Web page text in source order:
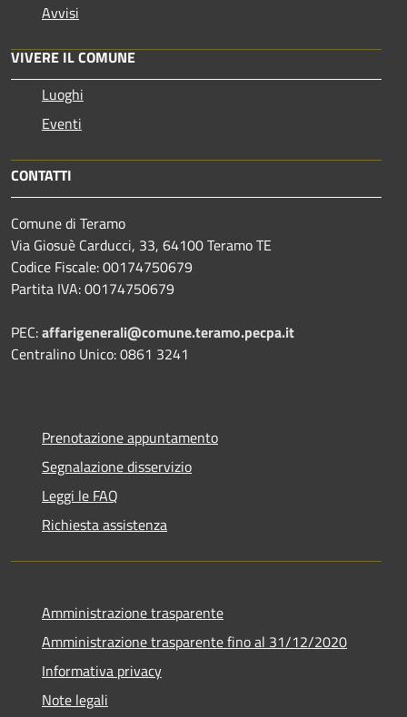
Avvisi
VIVERE IL COMUNE
Luoghi
Eventi
CONTATTI
Comune di Teramo
Via Giosuè Carducci, 33, 64100 Teramo TE
Codice Fiscale: 00174750679
Partita IVA: 00174750679
PEC:affarigenerali@comune.teramo.pecpa.it
Centralino Unico: 0861 3241
Prenotazione appuntamento
Segnalazione disservizio
Leggi le FAQ
Richiesta assistenza
Amministrazione trasparente
Amministrazione trasparente fino al 31/12/2020
Informativa privacy
Note legali